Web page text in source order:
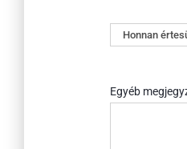
Honnan
értesültél
Egyéb